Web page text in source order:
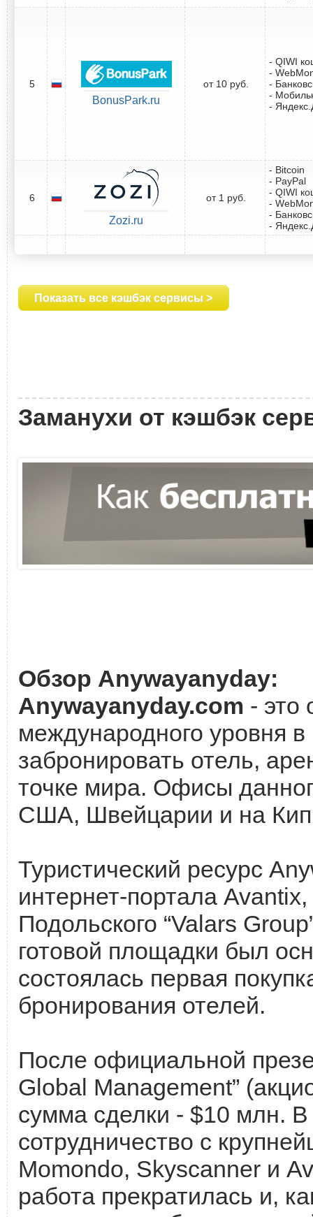
5
BonusPark.ru
от 10 руб.
- QIWI
-
-
-
-
6
Zozi.ru
от 1 руб.
- Bitcoin
- PayPal
- QIWI
-
-
-
Показать все кэшбэк сервисы >
Заманухи от кэшбэк
Обзор Anywayanyday:
Anywayanyday.com - это
международного уровня
забронировать отель,
точке мира. Офисы
США, Швейцарии и на
Туристический ресурс
интернет-портала
Подольского “Valars
готовой площадки был
состоялась первая
бронирования отелей.
После официальной
Global Management”
сумма сделки - $10 млн.
сотрудничество с
Momondo, Skyscanner и
работа прекратилась и,